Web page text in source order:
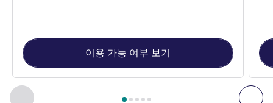
이전 - 객실 다
5 페이지 , 객실 1 : SUPERIOR ROOM, 1 King-size Bed,
이용 가능 여부 보기